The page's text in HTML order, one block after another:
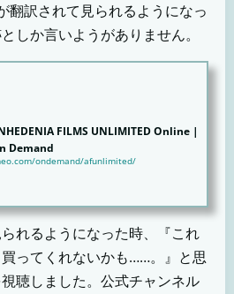
翻訳されて見られるようになっ
しか言いようがありません。
FILMS UNLIMITED Online |
Demand
ondemand/afunlimited/
れるようになった時、『これ
ってくれないかも……。』と思
聴しました。公式チャンネル